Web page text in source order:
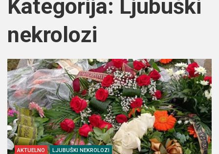
Kategorija: Ljubuški
nekrolozi
AKTUELNO LJUBUŠKI NEKROLOZI